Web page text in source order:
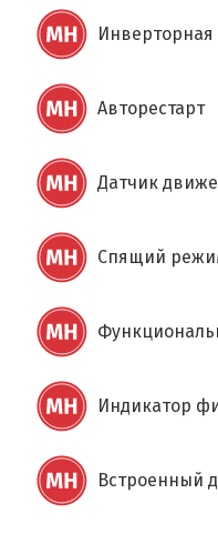
Инверторная
Авторестарт
Датчик
Спящий
Индикатор
Встроенный